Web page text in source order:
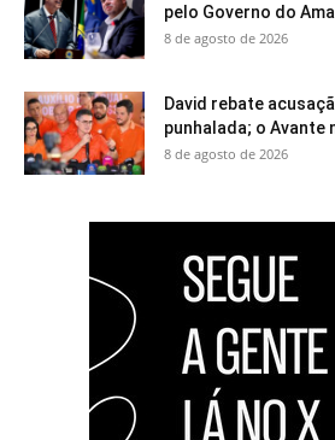
pelo Governo do
8 de agosto de 2026
David rebate
punhalada; o Avante
8 de agosto de 2026